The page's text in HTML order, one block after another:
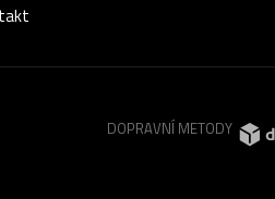
DOPRAVNÍ METODY